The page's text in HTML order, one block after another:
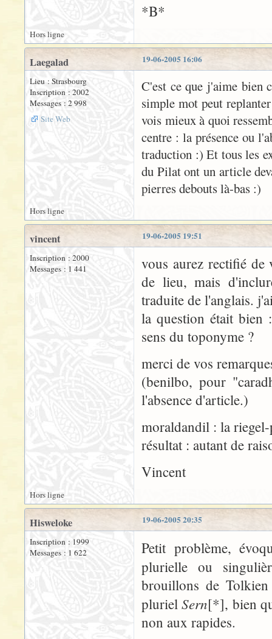
*B*
Hors ligne
19-06-2005 16:06
Laegalad
Lieu : Strasbourg
Inscription : 2002
Messages : 2 998
Site Web
C'est ce que j'aime bien
simple mot peut
vois mieux à quoi
centre : la présence ou
traduction :) Et tous les
du Pilat ont un article
pierres debouts là-bas :)
Hors ligne
19-06-2005 19:51
vincent
Inscription : 2000
Messages : 1 441
vous aurez rectifié
de lieu, mais
traduite de l'anglais.
la question était bien
sens du toponyme ?
merci de vos
(benilbo, pour
l'absence d'article.)
moraldandil : la
résultat : autant de
Vincent
Hors ligne
19-06-2005 20:35
Hisweloke
Inscription : 1999
Messages : 1 622
Petit problème,
plurielle ou
brouillons de Tolkien
plurielSern[*], bien
non aux rapides.